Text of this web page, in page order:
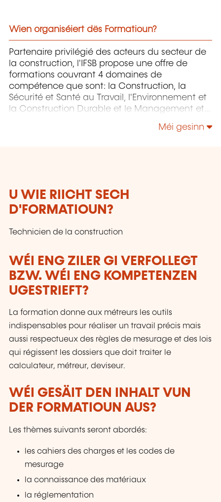
Wien organiséiert dës Formatioun?
Partenaire privilégié des acteurs du secteur de
la construction, l'IFSB propose une offre de
formations couvrant 4 domaines de
compétence que sont: la Construction, la
Sécurité et Santé au Travail, l'Environnement et
la Construction Durable et le Management et
Méi gesinn
U WIE RIICHT SECH
D'FORMATIOUN?
Technicien de la construction
WÉI ENG ZILER GI VERFOLLEGT
BZW. WÉI ENG KOMPETENZEN
UGESTRIEFT?
La formation donne aux métreurs les outils
indispensables pour réaliser un travail précis mais
aussi respectueux des règles de mesurage et des lois
qui régissent les dossiers que doit traiter le
calculateur, métreur, deviseur.
WÉI GESÄIT DEN INHALT VUN
DER FORMATIOUN AUS?
Les thèmes suivants seront abordés:
les cahiers des charges et les codes de
mesurage
la connaissance des matériaux
la réglementation